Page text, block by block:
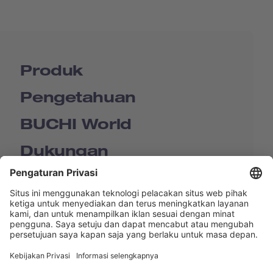
Produk
Pengetahuan
BUCHI World
Dukungan
Shop
Contact us